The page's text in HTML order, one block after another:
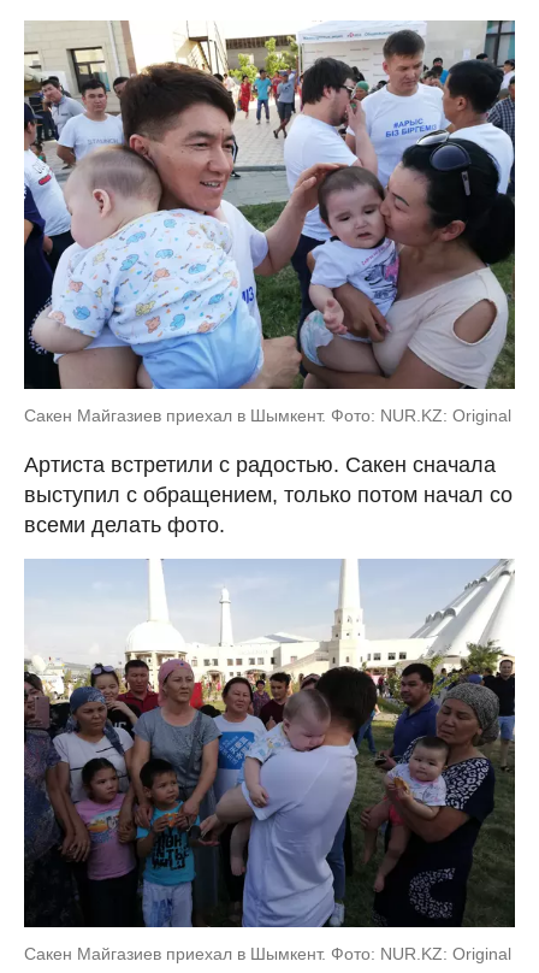
Сакен Майгазиев приехал в Шымкент. Фото: NUR.KZ: Original
Артиста встретили с радостью. Сакен сначала
выступил с обращением, только потом начал со
всеми делать фото.
Сакен Майгазиев приехал в Шымкент. Фото: NUR.KZ: Original